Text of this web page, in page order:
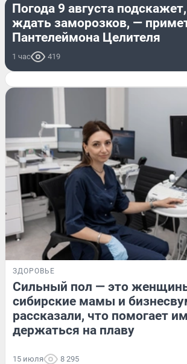
Погода 9 августа
ждать заморозков, —
Пантелеймона Целителя
1 час 419
ЗДОРОВЬЕ
Сильный пол — это
сибирские мамы и
рассказали, что помогает им
держаться на плаву
15 июля 8 295